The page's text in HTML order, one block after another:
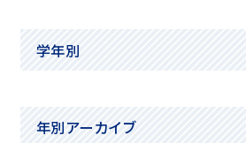
学年別
小学2年生
年別アーカイブ